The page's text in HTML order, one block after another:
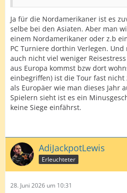
Ja für die Nordamerikaner ist es
selbe bei den Asiaten. Aber man
einem Nordamerikaner oder z.b
PC Turniere dorthin Verlegen.
auch nicht viel weniger
aus Europa kommst bzw dort
einbegriffen) ist die Tour fast nicht
als Europäer wie man dieses Jahr
Spielern sieht ist es ein
keine Siege einfährst.
AdiJackpotLewis
Erleuchteter
28. Juni 2026 um 10:31